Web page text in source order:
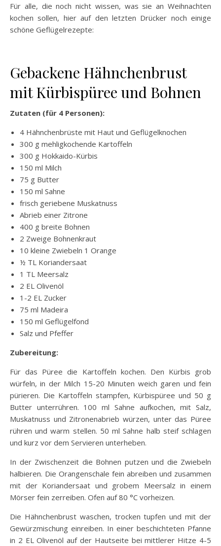
Für alle, die noch nicht wissen, was sie an Weihnachten
kochen sollen, hier auf den letzten Drücker noch einige
schöne Geflügelrezepte:
Gebackene Hähnchenbrust
mit Kürbispüree und Bohnen
Zutaten (für 4 Personen):
4 Hähnchenbrüste mit Haut und Geflügelknochen
300 g mehligkochende Kartoffeln
300 g Hokkaido-Kürbis
150 ml Milch
75 g Butter
150 ml Sahne
frisch geriebene Muskatnuss
Abrieb einer Zitrone
400 g breite Bohnen
2 Zweige Bohnenkraut
10 kleine Zwiebeln 1 Orange
½ TL Koriandersaat
1 TL Meersalz
2 EL Olivenöl
1-2 EL Zucker
75 ml Madeira
150 ml Geflügelfond
Salz und Pfeffer
Zubereitung:
Für das Püree die Kartoffeln kochen. Den Kürbis grob
würfeln, in der Milch 15-20 Minuten weich garen und fein
pürieren. Die Kartoffeln stampfen, Kürbispüree und 50 g
Butter unterrühren. 100 ml Sahne aufkochen, mit Salz,
Muskatnuss und Zitronenabrieb würzen, unter das Püree
rühren und warm stellen. 50 ml Sahne halb steif schlagen
und kurz vor dem Servieren unterheben.
In der Zwischenzeit die Bohnen putzen und die Zwiebeln
halbieren. Die Orangenschale fein abreiben und zusammen
mit der Koriandersaat und grobem Meersalz in einem
Mörser fein zerreiben. Ofen auf 80 °C vorheizen.
Die Hähnchenbrust waschen, trocken tupfen und mit der
Gewürzmischung einreiben. In einer beschichteten Pfanne
in 2 EL Olivenöl auf der Hautseite bei mittlerer Hitze 4-5